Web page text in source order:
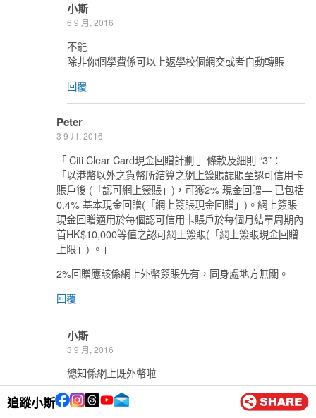
追蹤小斯
小斯
6 9 月, 2016
不能
除非你個學費係可以上返學校個網交或者自動轉賬
回覆
Peter
3 9 月, 2016
「 Citi Clear Card現金回贈計劃 」條款及細則 “3”：
「以港幣以外之貨幣所結算之網上簽賬誌賬至認可信用卡
賬戶後 (「認可網上簽賬」)，可獲2% 現金回贈— 已包括
0.4% 基本現金回贈(「網上簽賬現金回贈」)。網上簽賬
現金回贈適用於每個認可信用卡賬戶於每個月結單周期內
首HK$10,000等值之認可網上簽賬(「網上簽賬現金回贈
上限」) 。」
2%回贈應該係網上外幣簽賬先有，同身處地方無關。
回覆
小斯
3 9 月, 2016
總知係網上既外幣啦
回覆